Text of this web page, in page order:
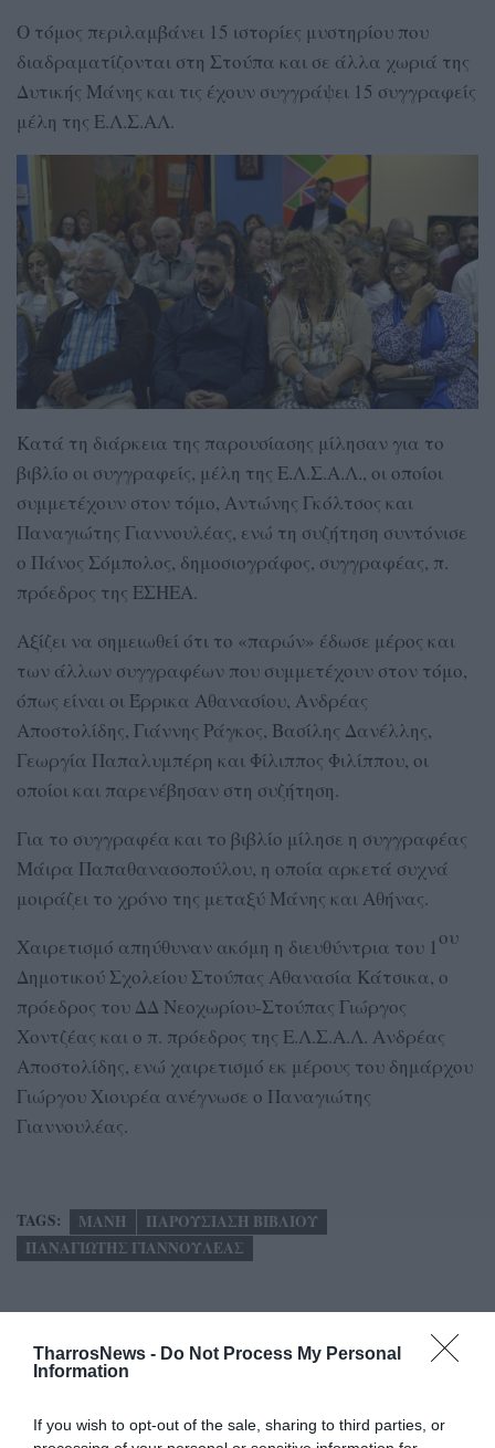
TharrosNews - Do Not Process My Personal
Information
If you wish to opt-out of the sale, sharing to third parties, or
Ο τόμος περιλαμβάνει 15 ιστορίες μυστηρίου που
διαδραματίζονται στη Στούπα και σε άλλα χωριά της
Δυτικής Μάνης και τις έχουν συγγράψει 15 συγγραφείς
μέλη της Ε.Λ.Σ.ΑΛ.
Κατά τη διάρκεια της παρουσίασης μίλησαν για το
βιβλίο οι συγγραφείς, μέλη της Ε.Λ.Σ.Α.Λ., οι οποίοι
συμμετέχουν στον τόμο, Αντώνης Γκόλτσος και
Παναγιώτης Γιαννουλέας, ενώ τη συζήτηση συντόνισε
ο Πάνος Σόμπολος, δημοσιογράφος, συγγραφέας, π.
πρόεδρος της ΕΣΗΕΑ.
Αξίζει να σημειωθεί ότι το «παρών» έδωσε μέρος και
των άλλων συγγραφέων που συμμετέχουν στον τόμο,
όπως είναι οι Έρρικα Αθανασίου, Ανδρέας
Αποστολίδης, Γιάννης Ράγκος, Βασίλης Δανέλλης,
Γεωργία Παπαλυμπέρη και Φίλιππος Φιλίππου, οι
οποίοι και παρενέβησαν στη συζήτηση.
Για το συγγραφέα και το βιβλίο μίλησε η συγγραφέας
Μάιρα Παπαθανασοπούλου, η οποία αρκετά συχνά
μοιράζει το χρόνο της μεταξύ Μάνης και Αθήνας.
Χαιρετισμό απηύθυναν ακόμη η διευθύντρια του 1ου
Δημοτικού Σχολείου Στούπας Αθανασία Κάτσικα, ο
πρόεδρος του ΔΔ Νεοχωρίου-Στούπας Γιώργος
Χοντζέας και ο π. πρόεδρος της Ε.Λ.Σ.Α.Λ. Ανδρέας
Αποστολίδης, ενώ χαιρετισμό εκ μέρους του δημάρχου
Γιώργου Χιουρέα ανέγνωσε ο Παναγιώτης
Γιαννουλέας.
TAGS: ΜΑΝΗ
ΠΑΡΟΥΣΙΑΣΗ ΒΙΒΛΙΟΥ
ΠΑΝΑΓΙΩΤΗΣ ΓΙΑΝΝΟΥΛΕΑΣ